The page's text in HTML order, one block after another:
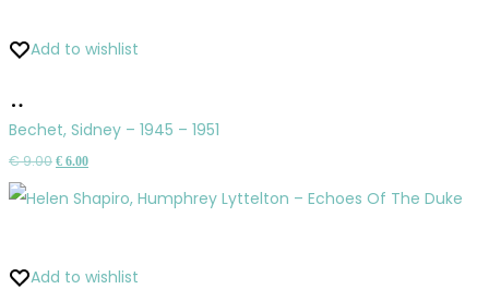
Add to wishlist
do
košíka
Bechet, Sidney – 1945 – 1951
€9.00Pôvodná
€ 6.00Aktuálna
Add to wishlist